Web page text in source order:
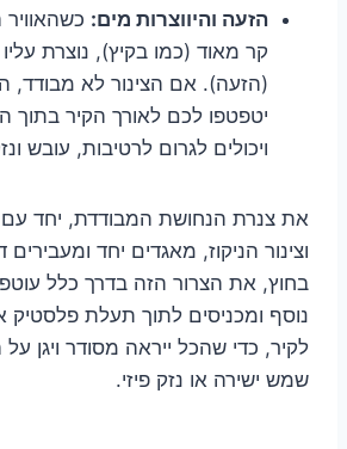
הזעה והיווצרות מים:
קר מאוד (כמו בקיץ), נוצרת
(הזעה). אם הצינור לא מבודד,
יטפטפו לכם לאורך הקיר בתוך
ויכולים לגרום לרטיבות, עובש
את צנרת הנחושת המבודדת, יחד
וצינור הניקוז, מאגדים יחד
בחוץ, את הצרור הזה בדרך כלל
נוסף ומכניסים לתוך תעלת
לקיר, כדי שהכל ייראה מסודר ויגן על
שמש ישירה או נזק פיזי.